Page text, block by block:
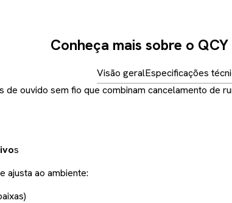
Conheça mais sobre o
Visão geralEspecificações
de ouvido sem fio que combinam cancelamento de
s
ajusta ao ambiente: